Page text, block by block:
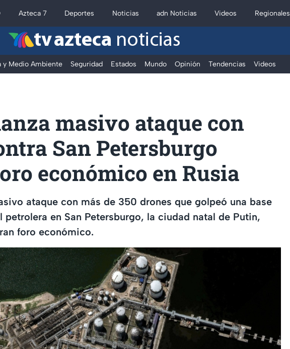
Azteca 7 Deportes Noticias adn Noticias Videos Regionales
tv azteca noticias
y Medio Ambiente Seguridad Estados Mundo Opinión Tendencias Videos
masivo ataque con
San Petersburgo
económico en Rusia
ataque con más de 350 drones que golpeó una base
petrolera en San Petersburgo, la ciudad natal de Putin,
foro económico.